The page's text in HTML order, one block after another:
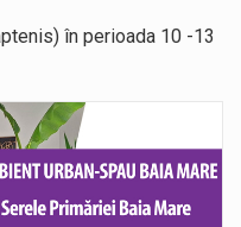
în perioada 10 -13